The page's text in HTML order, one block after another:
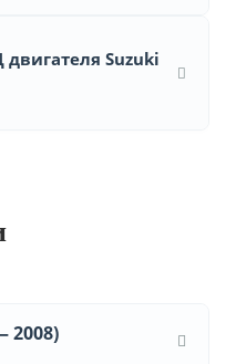
Suzuki
2008)